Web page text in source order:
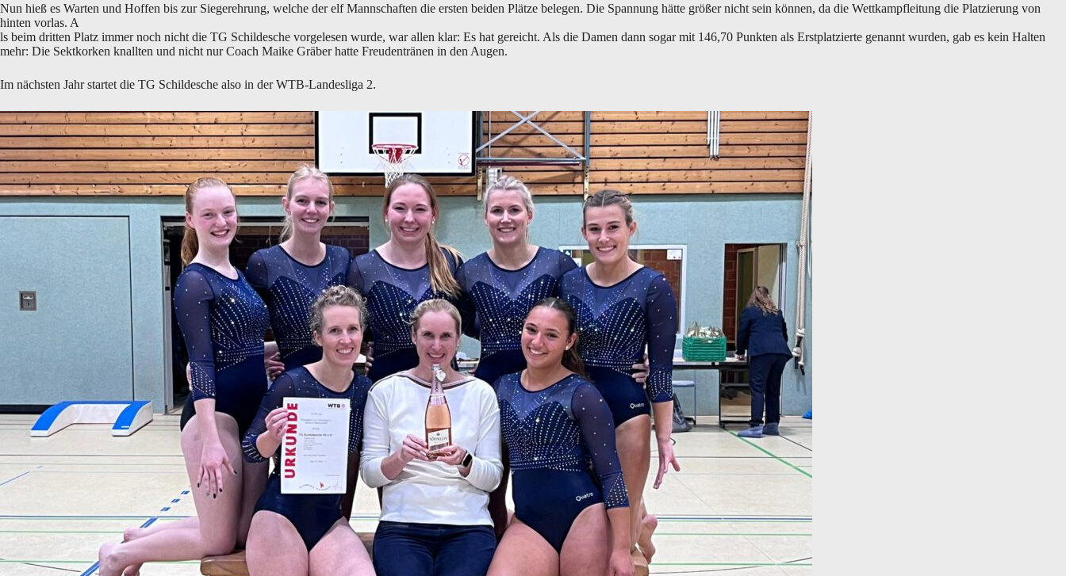
Nun hieß es Warten und Hoffen bis zur Siegerehrung, welche der elf Mannschaften die ersten beiden Plätze belegen. Die Spannung hätte größer nicht sein können, da die Wettkampfleitung die Platzierung von
hinten vorlas. A
ls beim dritten Platz immer noch nicht die TG Schildesche vorgelesen wurde, war allen klar: Es hat gereicht. Als die Damen dann sogar mit 146,70 Punkten als Erstplatzierte genannt wurden, gab es kein Halten
mehr: Die Sektkorken knallten und nicht nur Coach Maike Gräber hatte Freudentränen in den Augen.
Im nächsten Jahr startet die TG Schildesche also in der WTB-Landesliga 2.